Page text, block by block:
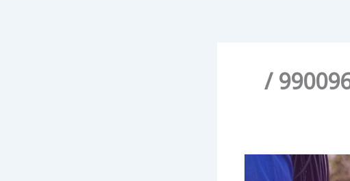
فني ستلايت هندي غرب الجليب / 99009693 /